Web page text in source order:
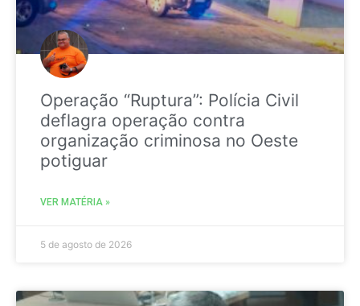
Operação “Ruptura”: Polícia Civil
deflagra operação contra
organização criminosa no Oeste
potiguar
VER MATÉRIA »
5 de agosto de 2026